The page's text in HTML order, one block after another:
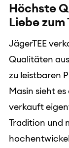
Höchste
Liebe zum
JägerTEE
Qualitäten
zu leistbaren
Masin sieht es
verkauft
Tradition und